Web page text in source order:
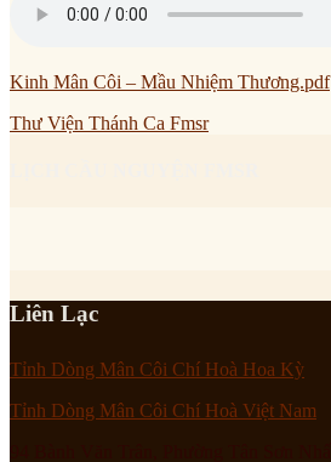
Kinh Mân Côi – Mầu Nhiệm Thương.pdf
Thư Viện Thánh Ca Fmsr
Liên Lạc
Tỉnh Dòng Mân Côi Chí Hoà Hoa Kỳ
Tỉnh Dòng Mân Côi Chí Hoà Việt Nam